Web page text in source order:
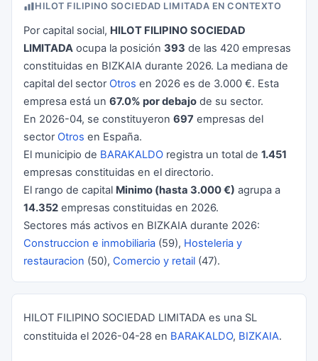
HILOT FILIPINO SOCIEDAD LIMITADA EN CONTEXTO
Por capital social, HILOT FILIPINO SOCIEDAD
LIMITADA ocupa la posición 393 de las 420 empresas
constituidas en BIZKAIA durante 2026. La mediana de
capital del sector Otros en 2026 es de 3.000 €. Esta
empresa está un 67.0% por debajo de su sector.
En 2026-04, se constituyeron 697 empresas del
sector Otros en España.
El municipio de BARAKALDO registra un total de 1.451
empresas constituidas en el directorio.
El rango de capital Minimo (hasta 3.000 €) agrupa a
14.352 empresas constituidas en 2026.
Sectores más activos en BIZKAIA durante 2026:
Construccion e inmobiliaria (59), Hosteleria y
restauracion (50), Comercio y retail (47).
HILOT FILIPINO SOCIEDAD LIMITADA es una SL
constituida el 2026-04-28 en BARAKALDO, BIZKAIA.